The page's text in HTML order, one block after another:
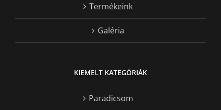
Termékeink
Galéria
KIEMELT KATEGÓRIÁK
Paradicsom